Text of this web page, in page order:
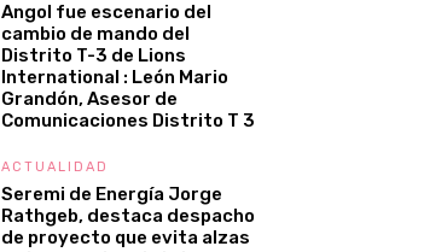
Angol fue escenario del
cambio de mando del
Distrito T-3 de Lions
International : León Mario
Grandón, Asesor de
Comunicaciones Distrito T 3
ACTUALIDAD
Seremi de Energía Jorge
Rathgeb, destaca despacho
de proyecto que evita alzas